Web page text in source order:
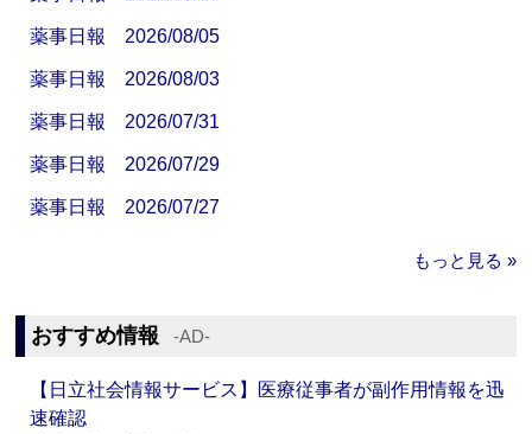
薬事日報 2026/08/05
薬事日報 2026/08/03
薬事日報 2026/07/31
薬事日報 2026/07/29
薬事日報 2026/07/27
もっと見る »
おすすめ情報 ‐AD‐
【日立社会情報サービス】医療従事者が副作用情報を迅
速確認